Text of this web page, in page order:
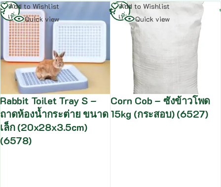
Add to Wishlist
Quick view
Rabbit Toilet Tray S –
ถาดห้องน้ำกระต่าย ขนาด
เล็ก (20x28x3.5cm)
(6578)
อ่าน
เพิ่ม
Add to Wishlist
Quick view
Corn Cob – ซังข้าวโพด
15kg (กระสอบ) (6527)
อ่าน
เพิ่ม